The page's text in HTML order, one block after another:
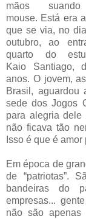
mãos
mouse. Está era
que se via, no
outubro, ao
quarto do
Kaio Santiago,
anos. O jovem,
Brasil, aguardou
sede dos Jogos
para alegria dele
não ficava tão
Isso é que é
Em época de
de “patriotas”.
bandeiras do
empresas...
não são apenas